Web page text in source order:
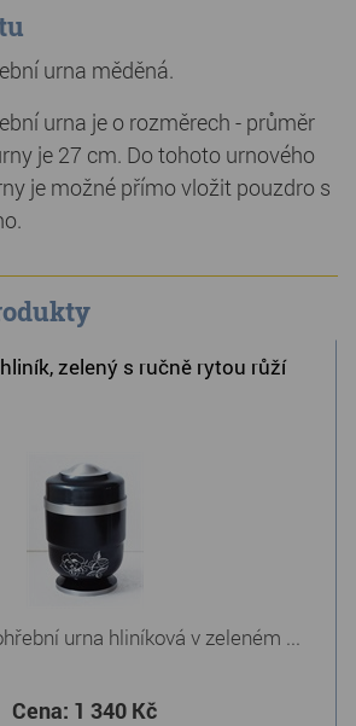
urna měděná.
urna je o rozměrech - průměr
je 27 cm. Do tohoto urnového
je možné přímo vložit pouzdro s
zelený s ručně rytou růží
urna hliníková v zeleném ...
Cena: 1 340 Kč